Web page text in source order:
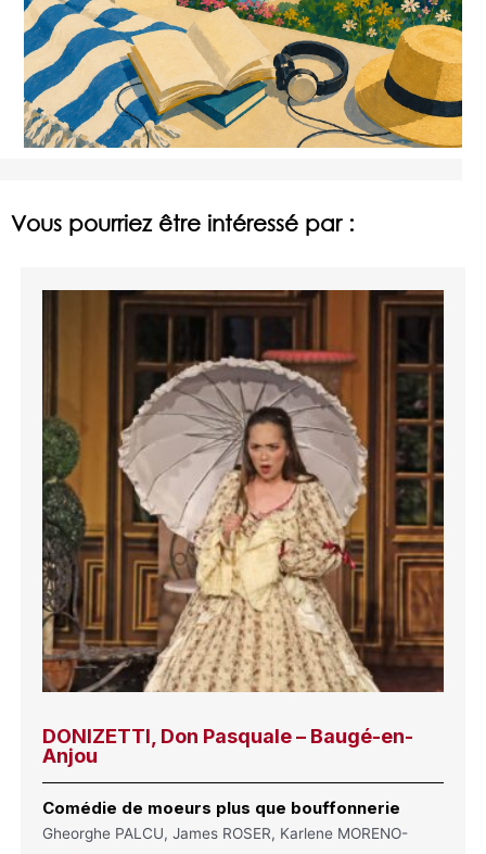
Vous pourriez être intéressé par :
DONIZETTI, Don Pasquale – Baugé-en-
Anjou
Comédie de moeurs plus que bouffonnerie
Gheorghe PALCU, James ROSER, Karlene MORENO-